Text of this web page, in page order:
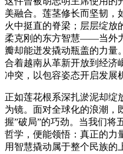
美融合。莲茎修长而坚韧，
火中挺直的脊梁；层层绽放
柔克刚的东方智慧——当外
瓣却能迸发撬动瓶盖的力量
合着越南从革新开放到经济
冲突，以包容姿态开启发展
正如莲花根系深扎淤泥却绽
为镜。面对全球化的浪潮，
握”破局”的巧劲。当我们将
哲学，便能领悟：真正的力
用智慧撬动属于整个民族的